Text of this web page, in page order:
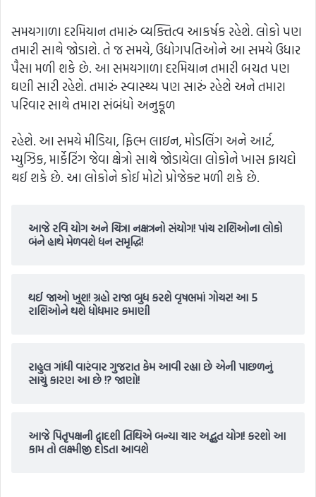
સમયગાળા દરમિયાન તમારું વ્યક્તિત્વ આકર્ષક રહેશે. લોકો પણ
તમારી સાથે જોડાશે. તે જ સમયે, ઉદ્યોગપતિઓને આ સમયે ઉધાર
પૈસા મળી શકે છે. આ સમયગાળા દરમિયાન તમારી બચત પણ
ઘણી સારી રહેશે. તમારું સ્વાસ્થ્ય પણ સારું રહેશે અને તમારા
પરિવાર સાથે તમારા સંબંધો અનુકૂળ
રહેશે. આ સમયે મીડિયા, ફિલ્મ લાઇન, મોડલિંગ અને આર્ટ,
મ્યુઝિક, માર્કેટિંગ જેવા ક્ષેત્રો સાથે જોડાયેલા લોકોને ખાસ ફાયદો
થઈ શકે છે. આ લોકોને કોઈ મોટો પ્રોજેક્ટ મળી શકે છે.
આજે રવિ યોગ અને ચિત્રા નક્ષત્રનો સંયોગ! પાંચ રાશિઓના લોકો
બંને હાથે મેળવશે ધન સમૃદ્ધિ!
થઈ જાઓ ખુશ! ગ્રહો રાજા બુધ કરશે વૃષભમાં ગોચર! આ 5
રાશિઓને થશે ધોધમાર કમાણી
રાહુલ ગાંધી વારંવાર ગુજરાત કેમ આવી રહ્યા છે એની પાછળનું
સાચું કારણ આ છે !? જાણો!
આજે પિતૃપક્ષની દ્વાદશી તિથિએ બન્યા ચાર અદ્ભુત યોગ! કરશો આ
કામ તો લક્ષ્મીજી દોડતા આવશે